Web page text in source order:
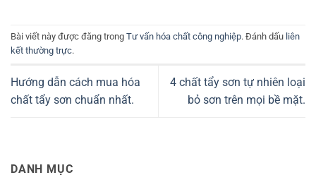
Bài viết này được đăng trong Tư vấn hóa chất công nghiệp. Đánh dấu liên
kết thường trực.
Hướng dẫn cách mua hóa
chất tẩy sơn chuẩn nhất.
4 chất tẩy sơn tự nhiên loại
bỏ sơn trên mọi bề mặt.
DANH MỤC